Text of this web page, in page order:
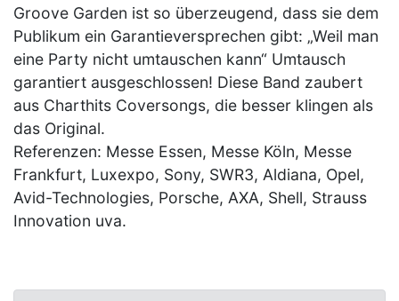
Groove Garden ist so überzeugend, dass sie dem
Publikum ein Garantieversprechen gibt: „Weil man
eine Party nicht umtauschen kann“ Umtausch
garantiert ausgeschlossen! Diese Band zaubert
aus Charthits Coversongs, die besser klingen als
das Original.
Referenzen: Messe Essen, Messe Köln, Messe
Frankfurt, Luxexpo, Sony, SWR3, Aldiana, Opel,
Avid-Technologies, Porsche, AXA, Shell, Strauss
Innovation uva.